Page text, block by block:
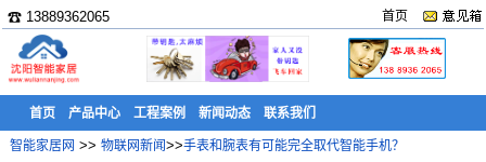
☎ 13889362065 首页
首页 产品中心 工程案例 新闻动态 联系我们
智能家居网 >> 物联网新闻>>手表和腕表有可能完全取代智能手机？